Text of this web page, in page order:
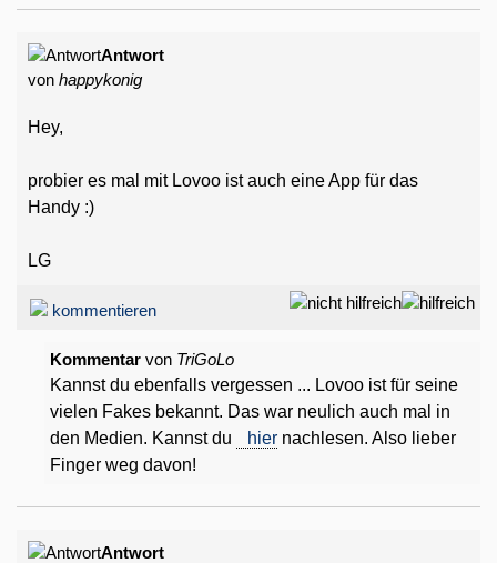
Antwort
von happykonig
Hey,
probier es mal mit Lovoo ist auch eine App für das
Handy :)
LG
kommentieren
Kommentar von TriGoLo
Kannst du ebenfalls vergessen ... Lovoo ist für seine
vielen Fakes bekannt. Das war neulich auch mal in
den Medien. Kannst du
hier nachlesen. Also lieber
Finger weg davon!
Antwort